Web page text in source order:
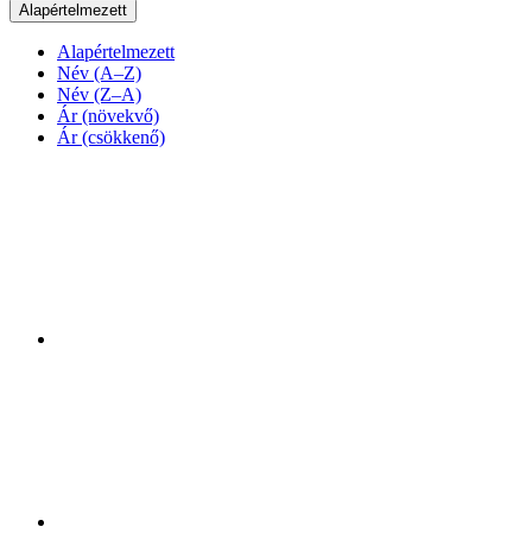
Alapértelmezett
Alapértelmezett
Név (A–Z)
Név (Z–A)
Ár (növekvő)
Ár (csökkenő)